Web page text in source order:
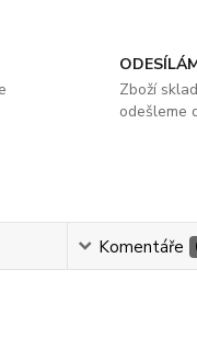
Zboží
odešleme
Komentáře